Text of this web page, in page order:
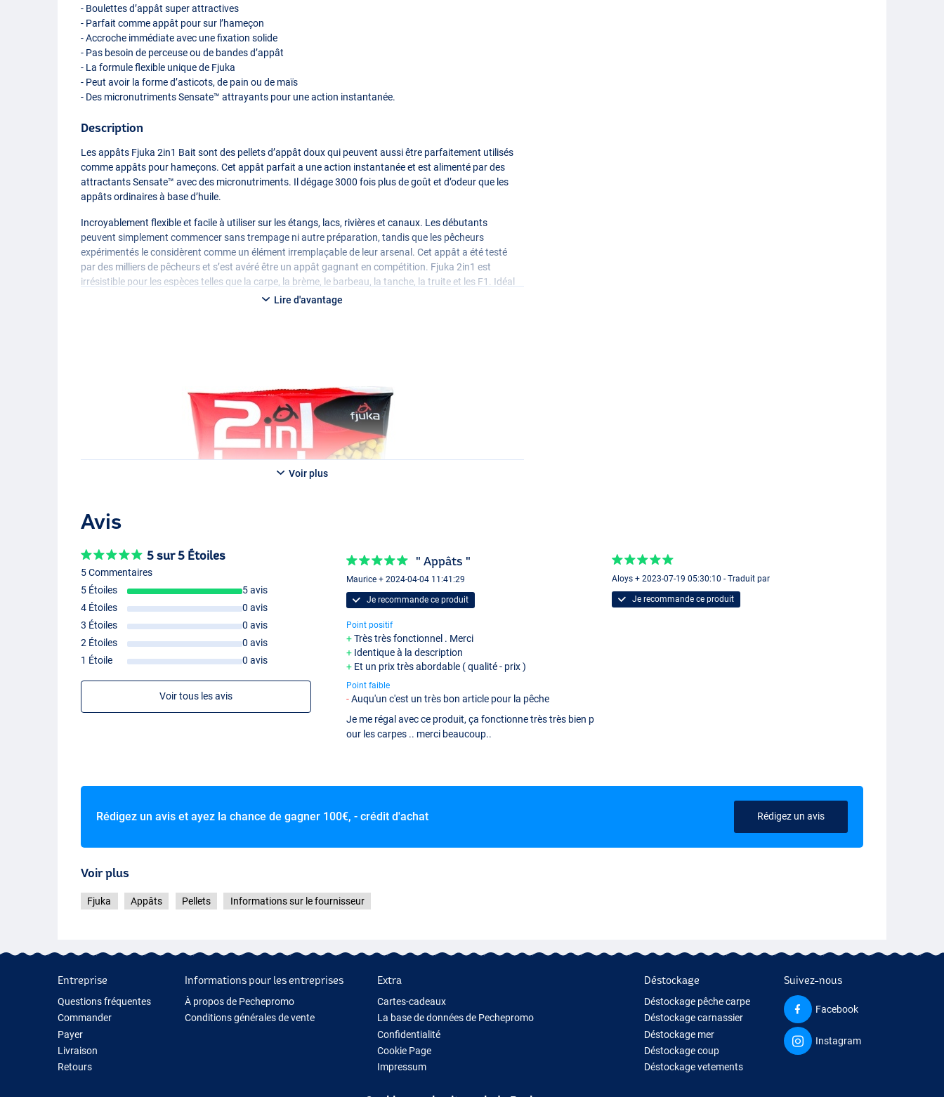
- Boulettes d’appât super attractives
- Parfait comme appât pour sur l’hameçon
- Accroche immédiate avec une fixation solide
- Pas besoin de perceuse ou de bandes d’appât
- La formule flexible unique de Fjuka
- Peut avoir la forme d’asticots, de pain ou de maïs
- Des micronutriments Sensate™ attrayants pour une action instantanée.
Description
Les appâts Fjuka 2in1 Bait sont des pellets d’appât doux qui peuvent aussi être parfaitement utilisés
comme appâts pour hameçons. Cet appât parfait a une action instantanée et est alimenté par des
attractants Sensate™ avec des micronutriments. Il dégage 3000 fois plus de goût et d’odeur que les
appâts ordinaires à base d’huile.
Incroyablement flexible et facile à utiliser sur les étangs, lacs, rivières et canaux. Les débutants
peuvent simplement commencer sans trempage ni autre préparation, tandis que les pêcheurs
expérimentés le considèrent comme un élément irremplaçable de leur arsenal. Cet appât a été testé
par des milliers de pêcheurs et s’est avéré être un appât gagnant en compétition. Fjuka 2in1 est
irrésistible pour les espèces telles que la carpe, la brème, le barbeau, la tanche, la truite et les F1. Idéal
pour des pêches spécifiques mais aussi pour la pêche en général !
Lire d'avantage
Voir plus
Avis
5 sur 5 Étoiles
5 Commentaires
5 Étoiles
5 avis
4 Étoiles
0 avis
3 Étoiles
0 avis
2 Étoiles
0 avis
1 Étoile
0 avis
Voir tous les avis
" Appâts "
Maurice + 2024-04-04 11:41:29
Je recommande ce produit
Point positif
Très très fonctionnel . Merci
Identique à la description
Et un prix très abordable ( qualité - prix )
Point faible
Auqu'un c'est un très bon article pour la pêche
Je me régal avec ce produit, ça fonctionne très très bien p
our les carpes .. merci beaucoup..
Aloys + 2023-07-19 05:30:10 - Traduit par
Je recommande ce produit
Rédigez un avis et ayez la chance de gagner 100€, - crédit d'achat Rédigez un avis
Voir plus
Fjuka Appâts Pellets Informations sur le fournisseur
Entreprise
Questions fréquentes
Commander
Payer
Livraison
Retours
Informations pour les entreprises
À propos de Pechepromo
Conditions générales de vente
Extra
Cartes-cadeaux
La base de données de Pechepromo
Confidentialité
Cookie Page
Impressum
Déstockage
Déstockage pêche carpe
Déstockage carnassier
Déstockage mer
Déstockage coup
Déstockage vetements
Suivez-nous
Facebook
Instagram